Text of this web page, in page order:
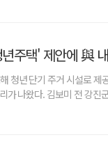
주택' 제안에 與
청년 단기 주거 시설로
가 나왔다. 김보미 전 강진